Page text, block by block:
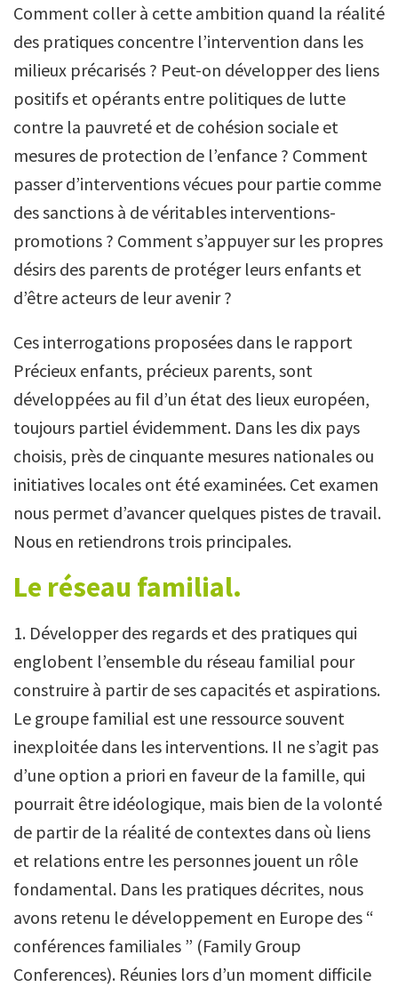
Comment coller à cette ambition quand la réalité
des pratiques concentre l’intervention dans les
milieux précarisés ? Peut-on développer des liens
positifs et opérants entre politiques de lutte
contre la pauvreté et de cohésion sociale et
mesures de protection de l’enfance ? Comment
passer d’interventions vécues pour partie comme
des sanctions à de véritables interventions-
promotions ? Comment s’appuyer sur les propres
désirs des parents de protéger leurs enfants et
d’être acteurs de leur avenir ?
Ces interrogations proposées dans le rapport
Précieux enfants, précieux parents, sont
développées au fil d’un état des lieux européen,
toujours partiel évidemment. Dans les dix pays
choisis, près de cinquante mesures nationales ou
initiatives locales ont été examinées. Cet examen
nous permet d’avancer quelques pistes de travail.
Nous en retiendrons trois principales.
Le réseau familial.
1. Développer des regards et des pratiques qui
englobent l’ensemble du réseau familial pour
construire à partir de ses capacités et aspirations.
Le groupe familial est une ressource souvent
inexploitée dans les interventions. Il ne s’agit pas
d’une option a priori en faveur de la famille, qui
pourrait être idéologique, mais bien de la volonté
de partir de la réalité de contextes dans où liens
et relations entre les personnes jouent un rôle
fondamental. Dans les pratiques décrites, nous
avons retenu le développement en Europe des “
conférences familiales ” (Family Group
Conferences). Réunies lors d’un moment difficile